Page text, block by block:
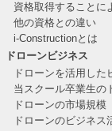
資格取得することに
他の資格との違い
i-Constructionとは
ドローンビジネス
ドローンを活用した
当スクール卒業生の
ドローンの市場規模
ドローンのビジネス